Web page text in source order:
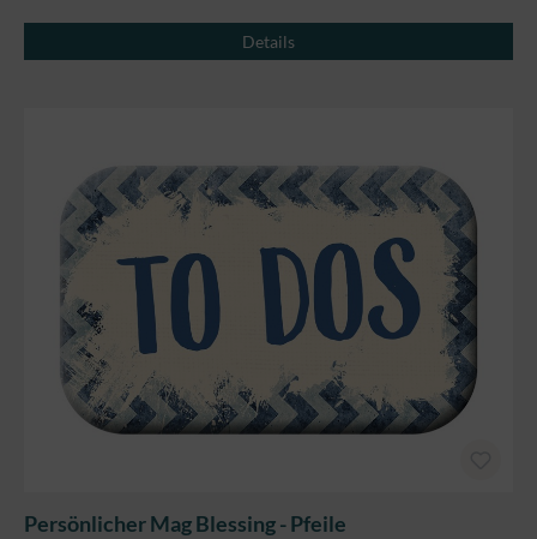
Details
Persönlicher Mag Blessing - Pfeile